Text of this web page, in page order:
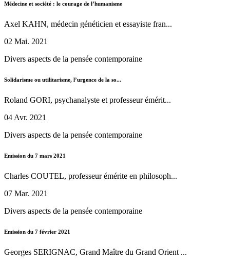
Médecine et société : le courage de l’humanisme
Axel KAHN, médecin généticien et essayiste fran...
02 Mai. 2021
Divers aspects de la pensée contemporaine
Solidarisme ou utilitarisme, l’urgence de la so...
Roland GORI, psychanalyste et professeur émérit...
04 Avr. 2021
Divers aspects de la pensée contemporaine
Emission du 7 mars 2021
Charles COUTEL, professeur émérite en philosoph...
07 Mar. 2021
Divers aspects de la pensée contemporaine
Emission du 7 février 2021
Georges SERIGNAC, Grand Maître du Grand Orient ...